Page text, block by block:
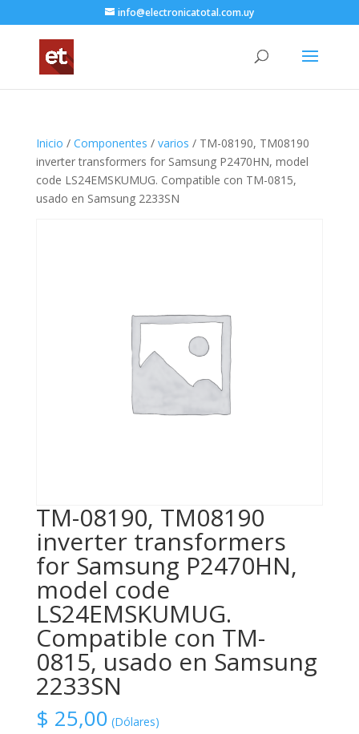
info@electronicatotal.com.uy
Inicio / Componentes / varios / TM-08190, TM08190
inverter transformers for Samsung P2470HN, model
code LS24EMSKUMUG. Compatible con TM-0815,
usado en Samsung 2233SN
TM-08190, TM08190
inverter transformers
for Samsung P2470HN,
model code
LS24EMSKUMUG.
Compatible con TM-
0815, usado en Samsung
2233SN
$ 25,00 (Dólares)